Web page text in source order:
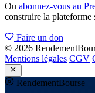
Ou abonnez-vous au
construire la plateforme
Faire un don
© 2026
Mentions légales CGV
RendementBourse